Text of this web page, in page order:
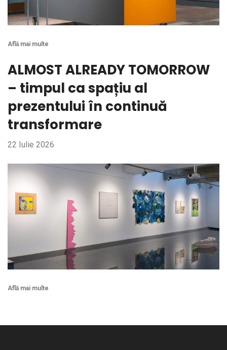
Află mai multe
ALMOST ALREADY TOMORROW
– timpul ca spațiu al
prezentului în continuă
transformare
22 Iulie 2026
Află mai multe